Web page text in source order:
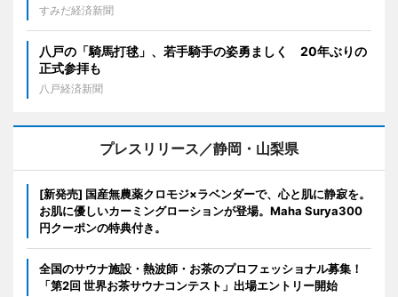
すみだ経済新聞
八戸の「騎馬打毬」、若手騎手の姿勇ましく 20年ぶりの
正式参拝も
八戸経済新聞
プレスリリース／静岡・山梨県
[新発売] 国産無農薬クロモジ×ラベンダーで、心と肌に静寂を。
お肌に優しいカーミングローションが登場。Maha Surya300
円クーポンの特典付き。
全国のサウナ施設・熱波師・お茶のプロフェッショナル募集！
「第2回 世界お茶サウナコンテスト」出場エントリー開始